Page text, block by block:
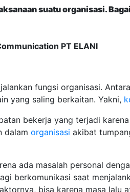
suatu organisasi.
PT ELANI
fungsi organisasi.
yang saling berkaitan. Yakni,
bekerja yang terjadi
dalam organisasi akibat
ada masalah personal
berkomunikasi saat
bisa karena masa lalu